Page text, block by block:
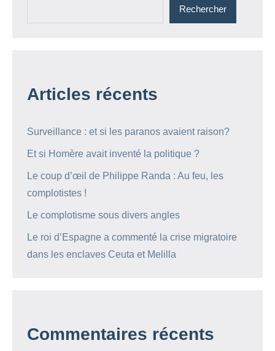
Rechercher
Articles récents
Surveillance : et si les paranos avaient raison?
Et si Homère avait inventé la politique ?
Le coup d’œil de Philippe Randa : Au feu, les
complotistes !
Le complotisme sous divers angles
Le roi d’Espagne a commenté la crise migratoire
dans les enclaves Ceuta et Melilla
Commentaires récents